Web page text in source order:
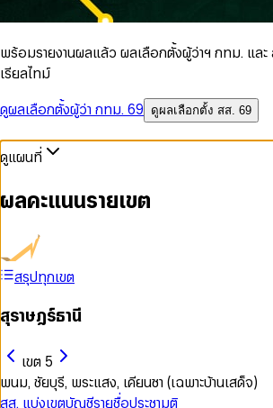
พร้อมรายงานผลแล้ว ผลเลือกตั้งผู้ว่าฯ กทม. แล
เรียลไทม์
ดูผลเลือกตั้งผู้ว่า กทม. 69
ดูผลเลือกตั้ง สส. 69
ดูแผนที่
ผลคะแนนรายเขต
สรุปทุกเขต
สุราษฎร์ธานี
เขต 5
พนม, ชัยบุรี, พระแสง, เคียนซา (เฉพาะบ้านเสด็จ)
สส. แบ่งเขตบัญชีรายชื่อประชามติ